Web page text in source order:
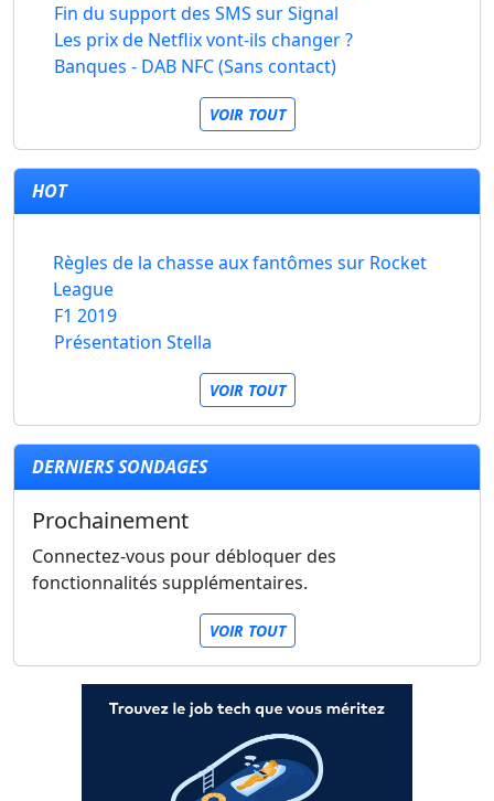
Fin du support des SMS sur Signal
Les prix de Netflix vont-ils changer ?
Banques - DAB NFC (Sans contact)
VOIR TOUT
HOT
Règles de la chasse aux fantômes sur Rocket
League
F1 2019
Présentation Stella
VOIR TOUT
DERNIERS SONDAGES
Prochainement
Connectez-vous pour débloquer des
fonctionnalités supplémentaires.
VOIR TOUT